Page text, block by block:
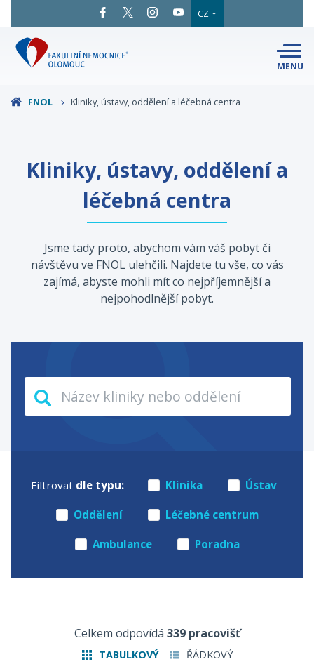
CZ
MENU
MAPA AREÁLU
NEMOCNICI
INFORMACE
FNOL Kliniky, ústavy, oddělení a léčebná centra
Kliniky, ústavy, oddělení a
léčebná centra
Jsme tady proto, abychom vám váš pobyt či
návštěvu ve FNOL ulehčili. Najdete tu vše, co vás
zajímá, abyste mohli mít co nejpříjemnější a
nejpohodlnější pobyt.
Filtrovat dle typu: Klinika Ústav
Oddělení Léčebné centrum
Ambulance Poradna
Celkem odpovídá 339 pracovišť
TABULKOVÝ ŘÁDKOVÝ